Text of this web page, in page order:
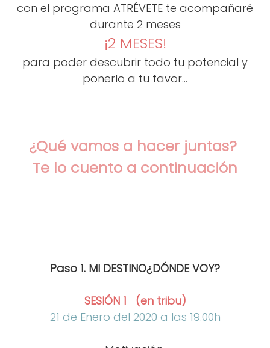
con el programa ATRÉVETE te acompañaré
durante 2 meses
¡2 MESES!
para poder descubrir todo tu potencial y
ponerlo a tu favor...
¿Qué vamos a hacer juntas?
Te lo cuento a continuación
Paso 1. MI DESTINO¿DÓNDE VOY?
SESIÓN 1 (en tribu)
21 de Enero del 2020 a las 19.00h